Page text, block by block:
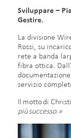
Sviluppare –
Gestire.​
La divisione
Rossi, ​​​su
rete a banda
fibra ottica.
servizio
Il motto di
più successo.»